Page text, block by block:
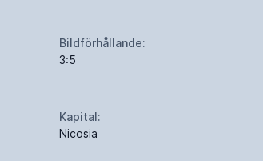
Bildförhållande:
3:5
Kapital:
Nicosia